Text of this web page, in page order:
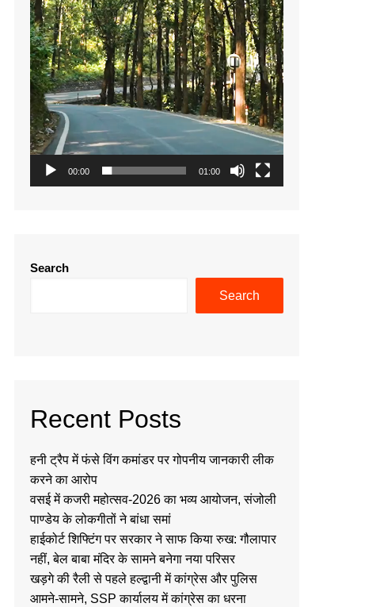
00:00 01:00
Search
Search
Recent Posts
हनी ट्रैप में फंसे विंग कमांडर पर गोपनीय जानकारी लीक
करने का आरोप
वसई में कजरी महोत्सव-2026 का भव्य आयोजन, संजोली
पाण्डेय के लोकगीतों ने बांधा समां
हाईकोर्ट शिफ्टिंग पर सरकार ने साफ किया रुख: गौलापार
नहीं, बेल बाबा मंदिर के सामने बनेगा नया परिसर
खड़गे की रैली से पहले हल्द्वानी में कांग्रेस और पुलिस
आमने-सामने, SSP कार्यालय में कांग्रेस का धरना